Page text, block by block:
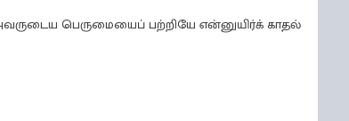
பெருமையைப் பற்றியே என்னுயிர்க் காதல்